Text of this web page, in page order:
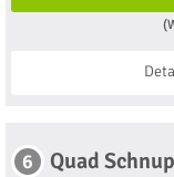
6 Quad